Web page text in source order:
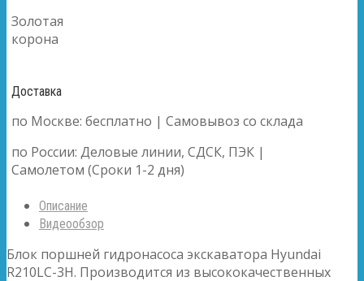
Золотая
корона
Доставка
по Москве: бесплатно | Самовывоз со склада
по России: Деловые линии, СДСК, ПЭК |
Самолетом (Сроки 1-2 дня)
Описание
Видеообзор
Блок поршней гидронасоса экскаватора Hyundai
R210LC-3H. Производится из высококачественных